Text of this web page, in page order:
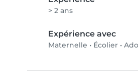
> 2 ans
Expérience avec
Maternelle • Écolier •